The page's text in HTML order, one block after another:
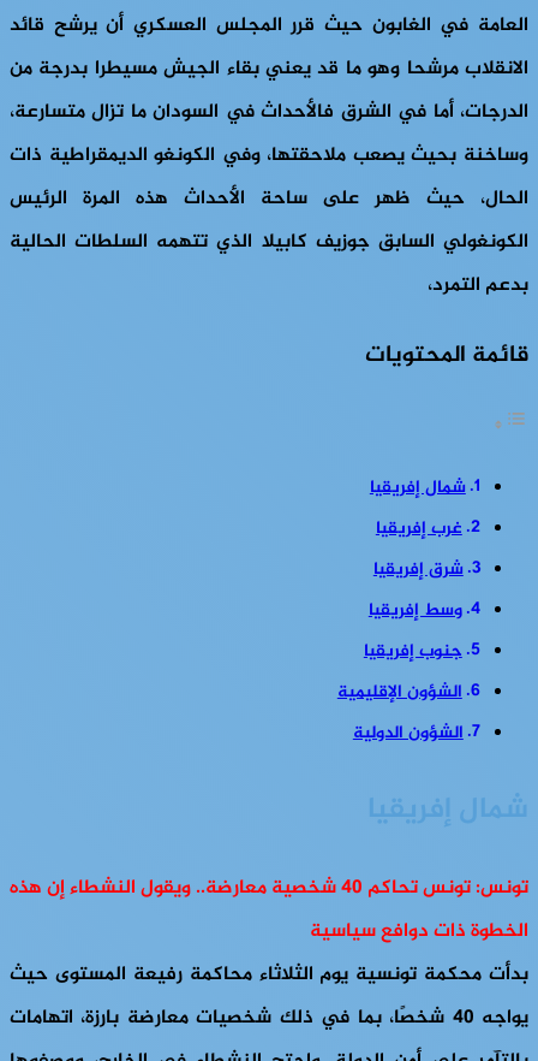
العامة في الغابون حيث قرر المجلس العسكري أن يرشح قائد
الانقلاب مرشحا وهو ما قد يعني بقاء الجيش مسيطرا بدرجة من
الدرجات، أما في الشرق فالأحداث في السودان ما تزال متسارعة،
وساخنة بحيث يصعب ملاحقتها، وفي الكونغو الديمقراطية ذات
الحال، حيث ظهر على ساحة الأحداث هذه المرة الرئيس
الكونغولي السابق جوزيف كابيلا الذي تتهمه السلطات الحالية
بدعم التمرد،
قائمة المحتويات
شمال إفريقيا
غرب إفريقيا
شرق إفريقيا
وسط إفريقيا
جنوب إفريقيا
الشؤون الإقليمية
الشؤون الدولية
شمال إفريقيا
تونس: تونس تحاكم 40 شخصية معارضة.. ويقول النشطاء إن هذه
الخطوة ذات دوافع سياسية
بدأت محكمة تونسية يوم الثلاثاء محاكمة رفيعة المستوى حيث
يواجه 40 شخصًا، بما في ذلك شخصيات معارضة بارزة، اتهامات